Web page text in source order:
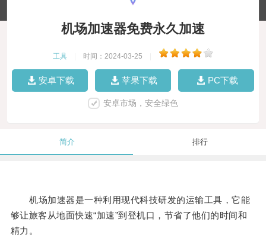
机场加速器免费永久加速
工具 时间：2024-03-25
安卓下载 苹果下载 PC下载
安卓市场，安全绿色
简介 排行
机场加速器是一种利用现代科技研发的运输工具，它能
够让旅客从地面快速“加速”到登机口，节省了他们的时间和
精力。